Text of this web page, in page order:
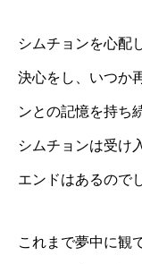
シムチョンを心配
決心をし、いつか
ンとの記憶を持ち
シムチョンは受け
エンドはあるので
これまで夢中に観